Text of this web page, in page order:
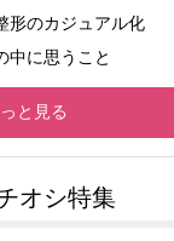
形のカジュアル化
中に思うこと
と見る